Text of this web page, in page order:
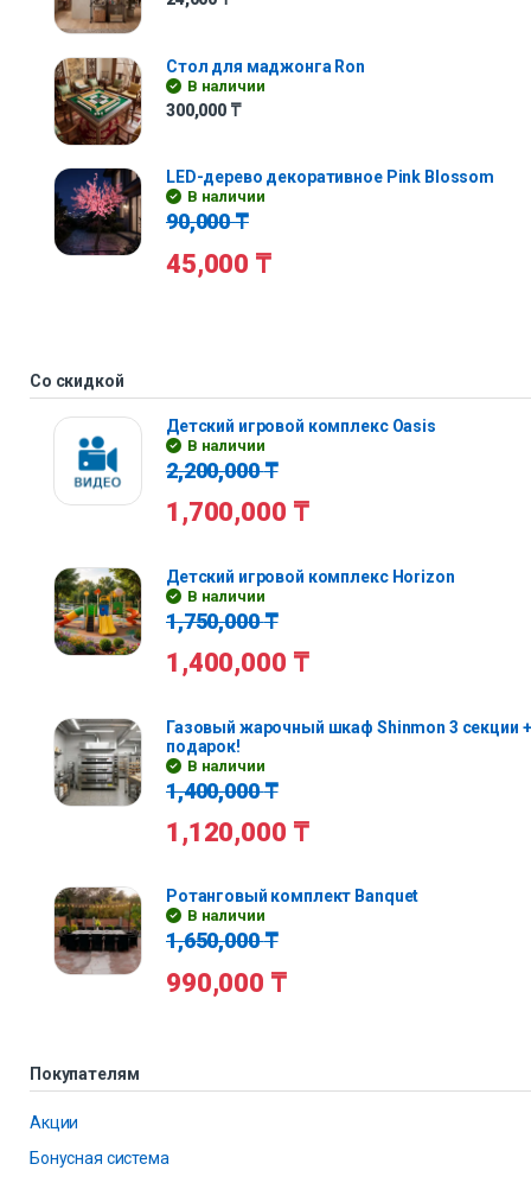
Стол для маджонга Ron
В наличии
300,000 ₸
LED-дерево декоративное Pink Blossom
В наличии
90,000₸
45,000 ₸
Со скидкой
Детский игровой комплекс Oasis
В наличии
2,200,000₸
1,700,000 ₸
Детский игровой комплекс Horizon
В наличии
1,750,000₸
1,400,000 ₸
Газовый жарочный шкаф Shinmon 3 секции
подарок!
В наличии
1,400,000₸
1,120,000 ₸
Ротанговый комплект Banquet
В наличии
1,650,000₸
990,000 ₸
Покупателям
Акции
Бонусная система